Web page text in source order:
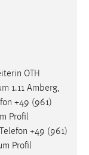
OTH
1.11 Amberg,
+49 (961)
Profil
+49 (961)
Profil